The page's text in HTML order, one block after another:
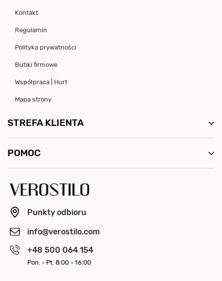
Kontakt
Regulamin
Polityka prywatności
Butiki firmowe
Współpraca | Hurt
Mapa strony
STREFA KLIENTA
POMOC
Punkty odbioru
info@verostilo.com
+48 500 064 154
Pon. - Pt. 8:00 - 16:00